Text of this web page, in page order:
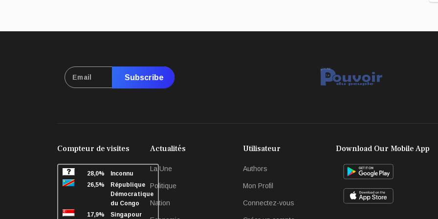
Subscribe
Compteur de visites
28,0%
Inconnu
26,5%
République
Démocratique
du Congo
17,9%
Singapour
Actualités
La Une
Politique
Nation
Utilisateur
Authors
Mon Profil
Connectez-vous
Download Our Mobile App